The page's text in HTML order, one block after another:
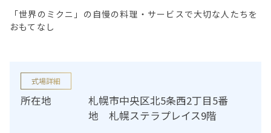
「世界のミクニ」の自慢の料理・サービスで大切な人たちを
おもてなし
式場詳細
所在地
札幌市中央区北5条西2丁目5番
地 札幌ステラプレイス9階